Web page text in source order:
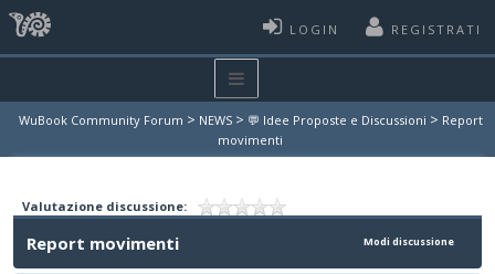
LOGIN REGISTRATI
WuBook Community Forum > NEWS > 💬 Idee Proposte e Discussioni > Report
movimenti
Valutazione discussione:
Modi discussione
Report movimenti